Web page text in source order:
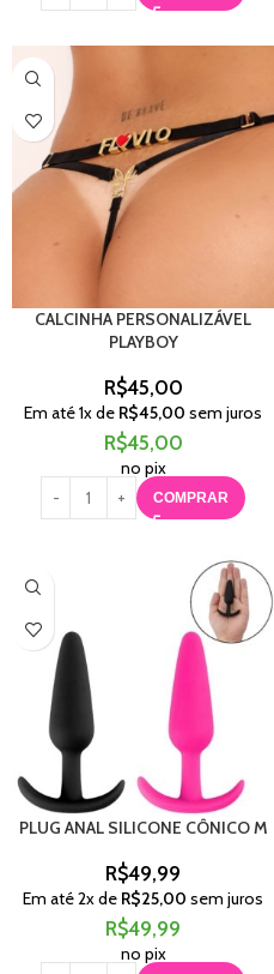
CALCINHA PERSONALIZÁVEL
PLAYBOY
R$45,00
Em até1x de R$45,00 sem juros
R$45,00
no pix
COMPRAR
PLUG ANAL SILICONE CÔNICO M
R$49,99
Em até2x de R$25,00 sem juros
R$49,99
no pix